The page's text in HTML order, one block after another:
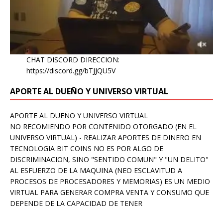
CHAT DISCORD DIRECCION:
https://discord.gg/bTJJQU5V
APORTE AL DUEÑO Y UNIVERSO VIRTUAL
APORTE AL DUEÑO Y UNIVERSO VIRTUAL
NO RECOMIENDO POR CONTENIDO OTORGADO (EN EL
UNIVERSO VIRTUAL) - REALIZAR APORTES DE DINERO EN
TECNOLOGIA BIT COINS NO ES POR ALGO DE
DISCRIMINACION, SINO "SENTIDO COMUN" Y "UN DELITO"
AL ESFUERZO DE LA MAQUINA (NEO ESCLAVITUD A
PROCESOS DE PROCESADORES Y MEMORIAS) ES UN MEDIO
VIRTUAL PARA GENERAR COMPRA VENTA Y CONSUMO QUE
DEPENDE DE LA CAPACIDAD DE TENER